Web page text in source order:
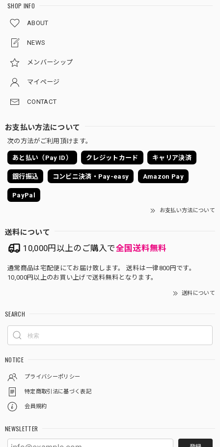
SHOP INFO
ABOUT
NEWS
メンバーシップ
マイページ
CONTACT
お支払い方法について
次の方法がご利用頂けます。
あと払い（Pay ID） クレジットカード キャリア決済
銀行振込 コンビニ決済・Pay-easy Amazon Pay
PayPal
お支払い方法について
送料について
10,000円以上のご購入で全国送料無料
通常商品は宅配便にてお届け致します。 送料は一律800円です。
10,000円以上のお買い上げで送料無料となります。
送料について
SEARCH
NOTICE
プライバシーポリシー
特定商取引法に基づく表記
会員規約
NEWSLETTER